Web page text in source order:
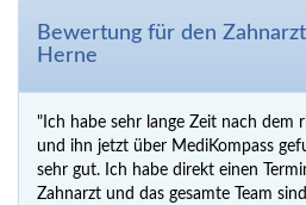
Bewertung für den Zahnarzt
Herne
"Ich habe sehr lange Zeit nach dem
und ihn jetzt über MediKompass
sehr gut. Ich habe direkt einen
Zahnarzt und das gesamte Team